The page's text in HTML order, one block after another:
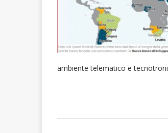
ambiente telematico e